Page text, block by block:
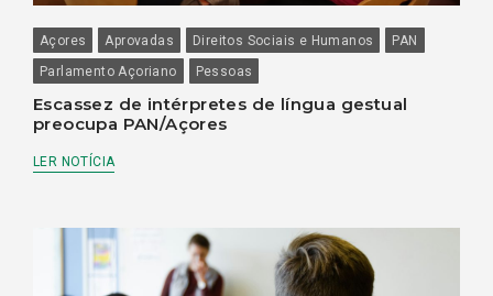
Açores Aprovadas Direitos Sociais e Humanos
PAN
Parlamento Açoriano
Pessoas
Escassez de intérpretes de língua gestual
preocupa PAN/Açores
LER NOTÍCIA